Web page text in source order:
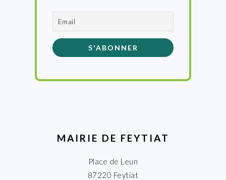
MAIRIE DE FEYTIAT
Place de Leun
87220 Feytiat